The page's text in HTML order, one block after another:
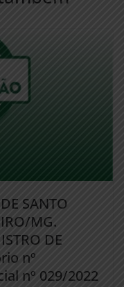
SANTO
MG.
DE
nº
nº 029/2022